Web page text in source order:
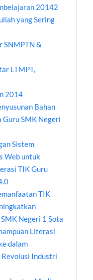
20142
yang Sering
SNMPTN &
LTMPT,
2014
Bahan
Guru SMK Negeri
Sistem
Web untuk
TIK Guru
TIK
Negeri 1 Sota
Literasi
dalam
Revolusi Industri